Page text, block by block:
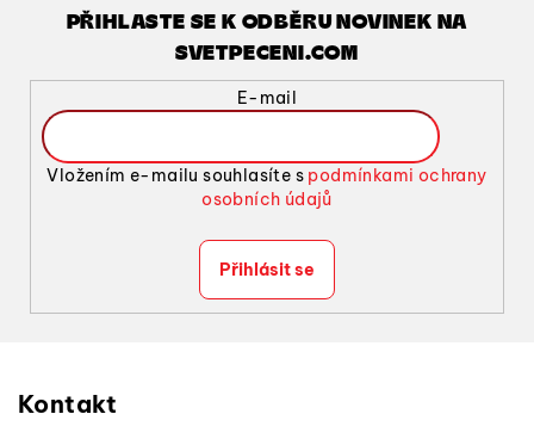
PŘIHLASTE SE K ODBĚRU NOVINEK NA
SVETPECENI.COM
E-mail
Vložením e-mailu souhlasíte s podmínkami ochrany
osobních údajů
Přihlásit se
Kontakt